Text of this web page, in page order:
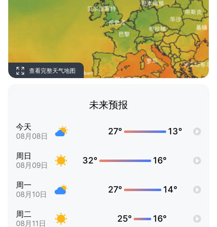
查看完整天气地图
未来预报
今天
08月08日 27° 13°
周日
08月09日 32° 16°
周一
08月10日 27° 14°
周二
08月11日 25° 16°